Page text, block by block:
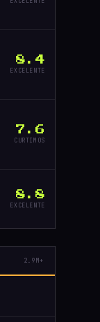
8.4
EXCELENTE
7.6
CURTIMOS
8.8
EXCELENTE
2.9M+